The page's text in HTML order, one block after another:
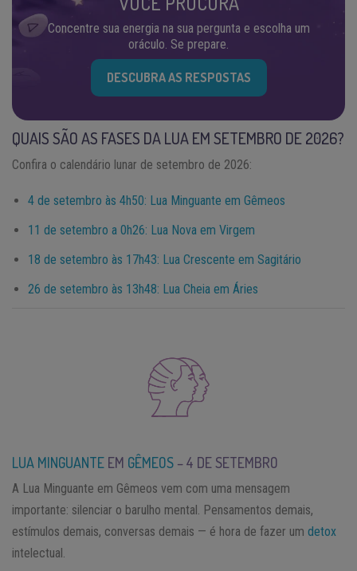
Concentre sua energia na sua pergunta e escolha um
oráculo. Se prepare.
DESCUBRA AS RESPOSTAS
QUAIS SÃO AS FASES DA LUA EM SETEMBRO DE 2026?
Confira o calendário lunar de setembro de 2026:
4 de setembro às 4h50: Lua Minguante em Gêmeos
11 de setembro a 0h26: Lua Nova em Virgem
18 de setembro às 17h43: Lua Crescente em Sagitário
26 de setembro às 13h48: Lua Cheia em Áries
LUA MINGUANTE EM GÊMEOS – 4 DE SETEMBRO
A Lua Minguante em Gêmeos vem com uma mensagem
importante: silenciar o barulho mental. Pensamentos demais,
estímulos demais, conversas demais — é hora de fazer um detox
intelectual.